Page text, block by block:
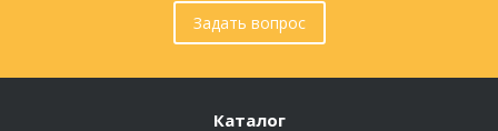
Задать вопрос
Каталог